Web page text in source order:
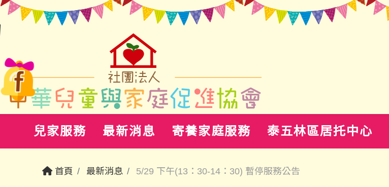
兒家服務 最新消息 寄養家庭服務 泰五林區居托中心
首頁 最新消息 5/29 下午(13：30-14：30) 暫停服務公告